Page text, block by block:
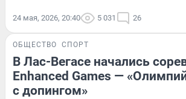
24 мая, 2026, 20:40 5 031 26
ОБЩЕСТВО СПОРТ
В Лас-Вегасе начались
Enhanced Games —
с допингом»